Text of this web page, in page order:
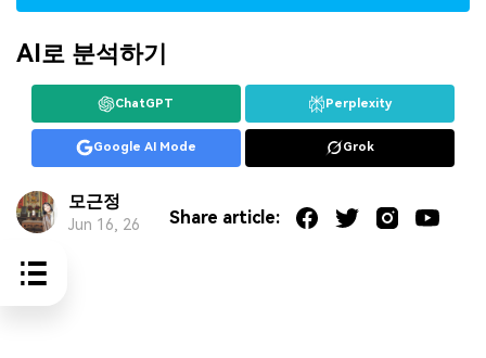
AI로 분석하기
ChatGPT Perplexity
Google AI Mode Grok
모근정
Jun 16, 26 Share article: